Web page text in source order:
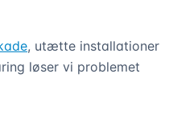
, utætte installationer
løser vi problemet